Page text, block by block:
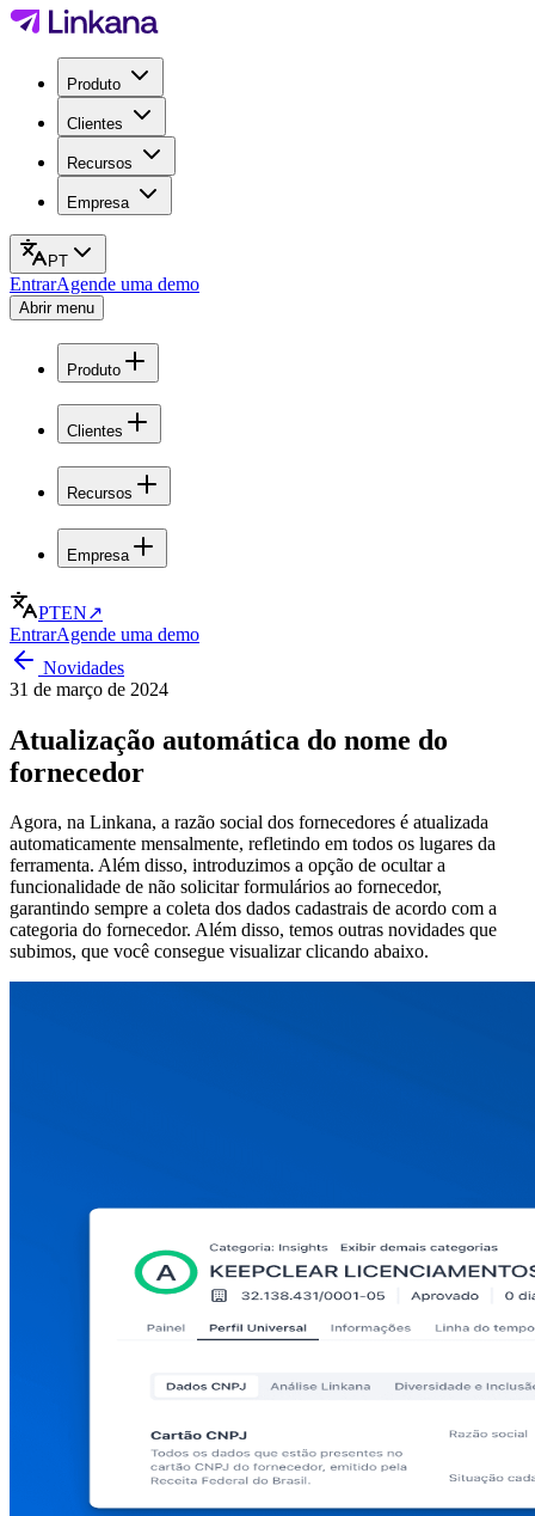
Produto
Clientes
Recursos
Empresa
PT
EntrarAgende uma demo
Abrir menu
Produto
Clientes
Recursos
Empresa
PTEN↗
EntrarAgende uma demo
Novidades
31 de março de 2024
Atualização automática do nome do
fornecedor
Agora, na Linkana, a razão social dos fornecedores é atualizada
automaticamente mensalmente, refletindo em todos os lugares da
ferramenta. Além disso, introduzimos a opção de ocultar a
funcionalidade de não solicitar formulários ao fornecedor,
garantindo sempre a coleta dos dados cadastrais de acordo com a
categoria do fornecedor. Além disso, temos outras novidades que
subimos, que você consegue visualizar clicando abaixo.